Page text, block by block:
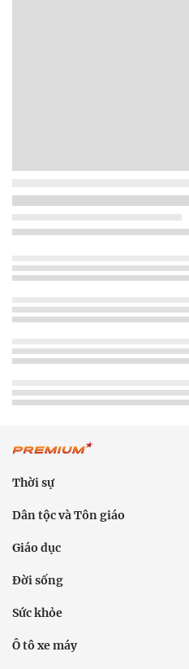
Thời sự
Dân tộc và Tôn giáo
Giáo dục
Đời sống
Sức khỏe
Ô tô xe máy